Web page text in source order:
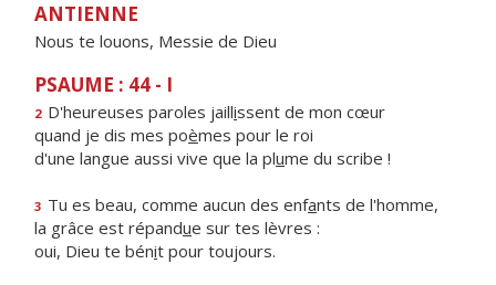
ANTIENNE
Nous te louons, Messie de Dieu
PSAUME : 44 - I
2 D'heureuses paroles jaillissent de mon cœur
quand je dis mes poèmes pour le roi
d'une langue aussi vive que la plume du scribe !
3 Tu es beau, comme aucun des enfants de l'homme,
la grâce est répandue sur tes lèvres :
oui, Dieu te bénit pour toujours.